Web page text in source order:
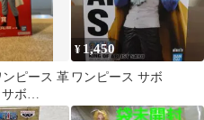
ピース 革
ボ
¥ 1,450
ワンピース サボ